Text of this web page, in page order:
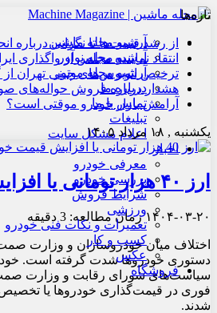
آرشیو مجله ماشین
آرشیو مجله نوآور
آرشیو مجله موتور
درباره ما
تماس با ما
تبلیغات
اعلام مشکل سایت
اخبار
معرفی خودرو
بررسی خودرو
شرایط فروش
ورزشی
تعمیرات و نکات فنی خودرو
کسب و کار
عکس
فروشگاه
تازه‌ها
از رشد قیمت‌ها تا نگرانی درباره
انتقاد نماینده مجلس از واگذاری
ترخیص اتوبوس‌های چینی تهران از
هشدار درباره فروش حواله‌های
آرامش بازار خودرو موقتی است؟
یکشنبه , ۱۸ مرداد ۱۴۰۵
ارز ۴۰ هزار تومانی یا افزایش قیمت خودرو
۱۴۰۴-۰۳-۲۰زمان مطالعه: 3 دقیقه
اختلاف میان خودروسازان و وزارت
دستوری خودروها شدت گرفته است.
سیاست‌های شورای رقابت و وزارت
شدند.